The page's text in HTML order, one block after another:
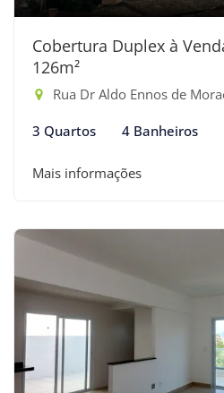
Cobertura Duplex à
126m²
Rua Dr Aldo Ennos de
3 Quartos 4 Banheiros
Mais informações